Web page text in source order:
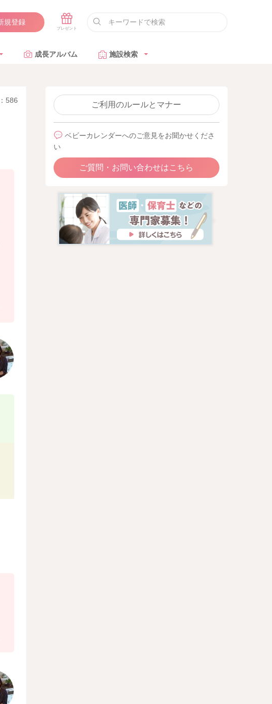
規登録
成長アルバム 施設検索
586
ご利用のルールとマナー
ベビーカレンダーへのご意見をお聞かせくださ
い
ご質問・お問い合わせはこちら